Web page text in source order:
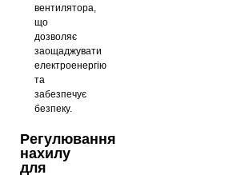
вентилятора,
що
дозволяє
заощаджувати
електроенергію
та
забезпечує
безпеку.
Регулювання
нахилу
для